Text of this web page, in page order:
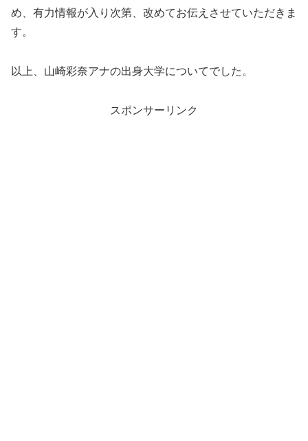
め、有力情報が入り次第、改めてお伝えさせていただきま
す。
以上、山崎彩奈アナの出身大学についてでした。
スポンサーリンク